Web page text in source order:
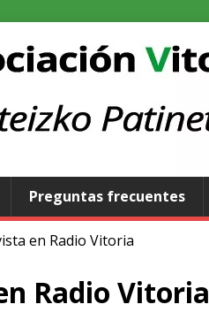
Preguntas frecuentes
en Radio Vitoria
Radio Vitoria